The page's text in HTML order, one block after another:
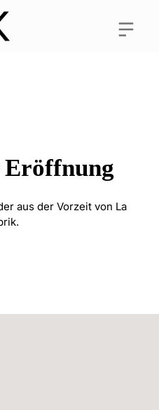
aus der Vorzeit von La